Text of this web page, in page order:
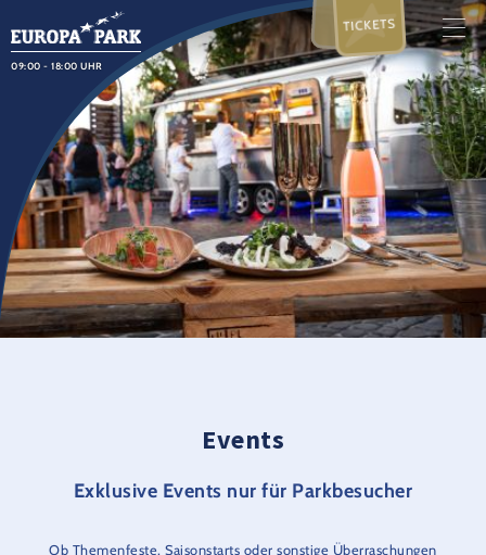
09:00 - 18:00 UHR
TICKETS
Events
Exklusive Events nur für Parkbesucher
Ob Themenfeste, Saisonstarts oder sonstige Überraschungen